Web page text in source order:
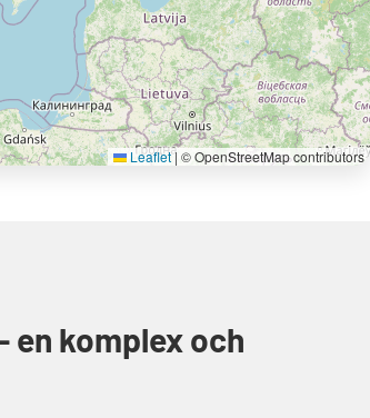
Leaflet| © OpenStreetMap contributors
en komplex och